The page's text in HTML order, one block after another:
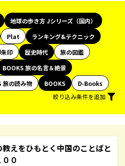
地球の歩き方 Jシリーズ（国内）
Plat
ランキング&テクニック
印 歴史時代
旅の図鑑
BOOKS 旅の名言＆絶景
旅の読み物 BOOKS
D-Books
絞り込み条件を追加
えをひもとく中国のことばと
０